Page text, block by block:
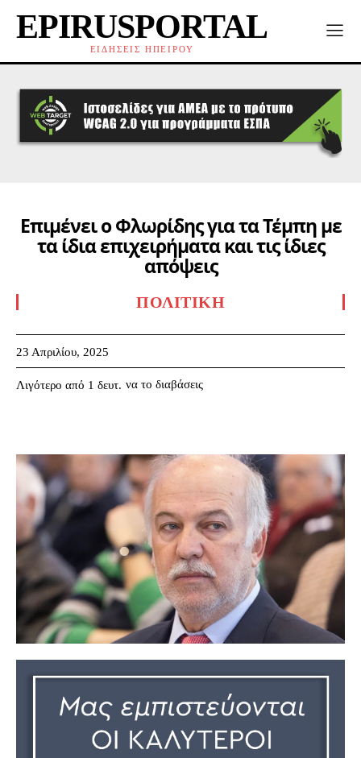
EPIRUSPORTAL
ΕΙΔΗΣΕΙΣ ΗΠΕΙΡΟΥ
Επιμένει ο Φλωρίδης για τα Τέμπη με
τα ίδια επιχειρήματα και τις ίδιες
απόψεις
ΠΟΛΙΤΙΚΉ
23 Απριλίου, 2025
Λιγότερο από 1 δευτ. να το διαβάσεις